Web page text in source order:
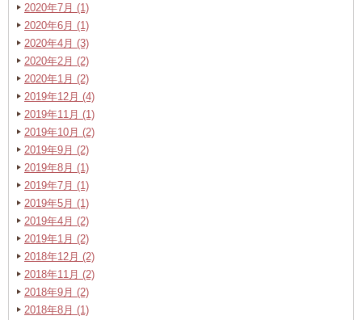
2020年7月 (1)
2020年6月 (1)
2020年4月 (3)
2020年2月 (2)
2020年1月 (2)
2019年12月 (4)
2019年11月 (1)
2019年10月 (2)
2019年9月 (2)
2019年8月 (1)
2019年7月 (1)
2019年5月 (1)
2019年4月 (2)
2019年1月 (2)
2018年12月 (2)
2018年11月 (2)
2018年9月 (2)
2018年8月 (1)